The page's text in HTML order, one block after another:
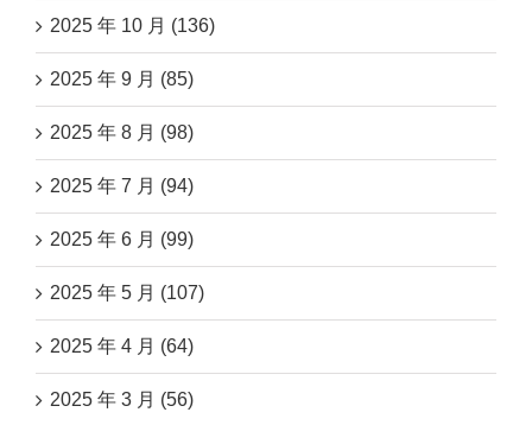
2025 年 10 月 (136)
2025 年 9 月 (85)
2025 年 8 月 (98)
2025 年 7 月 (94)
2025 年 6 月 (99)
2025 年 5 月 (107)
2025 年 4 月 (64)
2025 年 3 月 (56)